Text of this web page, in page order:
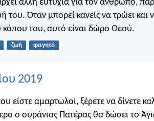
άλλη ευτυχία για τον άνθρωπο,
του. Όταν μπορεί κανείς να τρώει και
του, αυτό είναι δώρο Θεού.
ζωή φαγητό
2019
είστε αμαρτωλοί, ξέρετε να δίνετε
ο ουράνιος Πατέρας θα δώσει το